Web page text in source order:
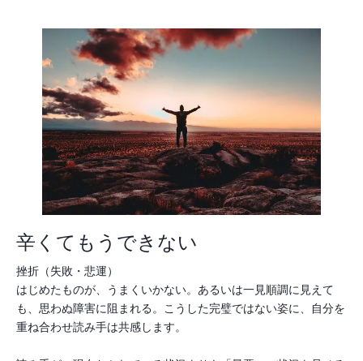
辛くてもうできない
挫折（失敗・悲運）
はじめたものが、うまくいかない。あるいは一見順調に見えて
も、思わぬ障害に阻まれる。こうした完璧ではない姿に、自分を
重ね合わせ読み手は共感します。